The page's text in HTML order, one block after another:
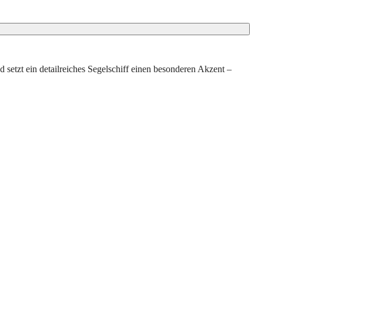
ein detailreiches Segelschiff einen besonderen Akzent –